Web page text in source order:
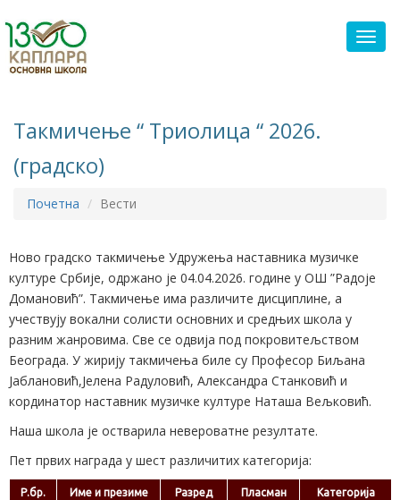
Taкмичење “ Tриолица “ 2026.
(градско)
Почетна Вести
Ново градско такмичење Удружења наставника музичке
културе Србије, одржано је 04.04.2026. године у ОШ ”Радоје
Домановић”. Такмичење има различите дисциплине, а
учествују вокални солисти основних и средњих школа у
разним жанровима. Све се одвија под покровитељством
Београда. У жирију такмичења биле су Професор Биљана
Јаблановић,Јелена Радуловић, Александра Станковић и
кординатор наставник музичке културе Наташа Вељковић.
Наша школа је остварила невероватне резултате.
Пет првих награда у шест различитих категорија:
Р.бр. Име и презиме Разред Пласман Категорија